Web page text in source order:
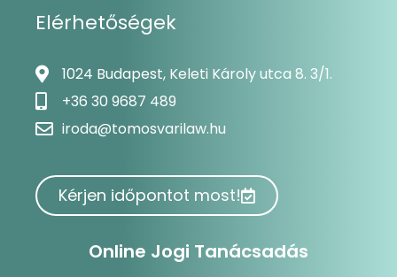
Elérhetőségek
1024 Budapest, Keleti Károly utca 8. 3/1.
+36 30 9687 489
iroda@tomosvarilaw.hu
Kérjen időpontot most!
Online Jogi Tanácsadás